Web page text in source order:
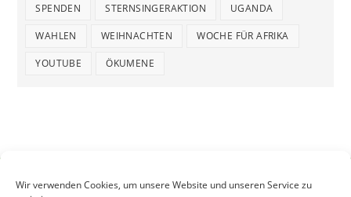
Wir verwenden Cookies, um unsere Website und unseren Service zu
SPENDEN STERNSINGERAKTION UGANDA
WAHLEN WEIHNACHTEN WOCHE FÜR AFRIKA
YOUTUBE ÖKUMENE